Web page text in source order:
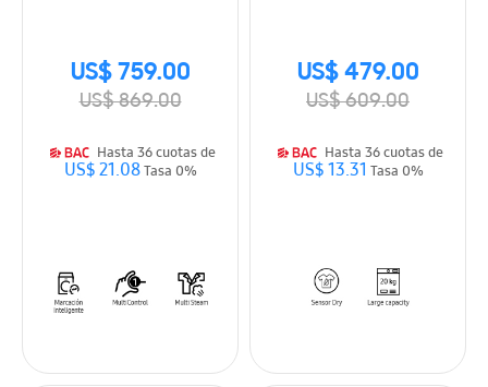
US$ 759.00
US$ 869.00
Hasta 36 cuotas de
US$ 21.08Tasa 0%
US$ 479.00
US$ 609.00
Hasta 36 cuotas de
US$ 13.31 Tasa 0%